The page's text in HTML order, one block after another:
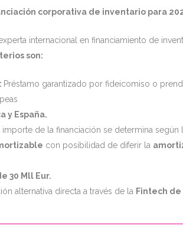
corporativa de inventario para
internacional en financiamiento de
son:
Préstamo garantizado por fideicomiso o
y España.
importe de la financiación se determina
con posibilidad de diferir la
30 Mll Eur.
alternativa directa a través de la Fintech de